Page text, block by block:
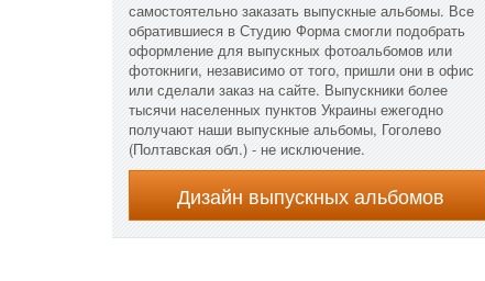
самостоятельно заказать выпускные альбомы. Все
обратившиеся в Студию Форма смогли подобрать
оформление для выпускных фотоальбомов или
фотокниги, независимо от того, пришли они в офис
или сделали заказ на сайте. Выпускники более
тысячи населенных пунктов Украины ежегодно
получают наши выпускные альбомы, Гоголево
(Полтавская обл.) - не исключение.
Дизайн выпускных альбомов